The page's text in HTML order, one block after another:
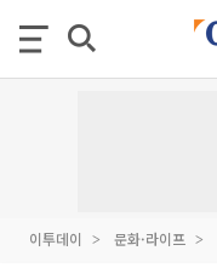
이투데이 문화·라이프